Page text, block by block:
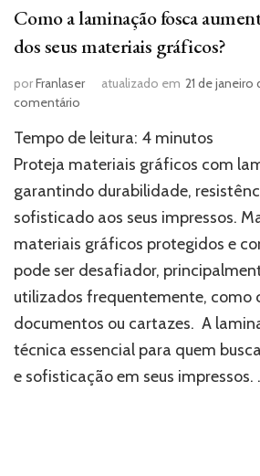
Como a laminação fosca
dos seus materiais gráficos?
porFranlaser atualizado em 21 de janeiro
comentário
a
laminação
aumenta
a
durabilidade
dos
seus
materiais
Tempo de leitura: 4 minutos
Proteja materiais gráficos com
garantindo durabilidade,
sofisticado aos seus impressos.
materiais gráficos protegidos e
pode ser desafiador,
utilizados frequentemente, como
documentos ou cartazes. A
técnica essencial para quem
e sofisticação em seus impressos.